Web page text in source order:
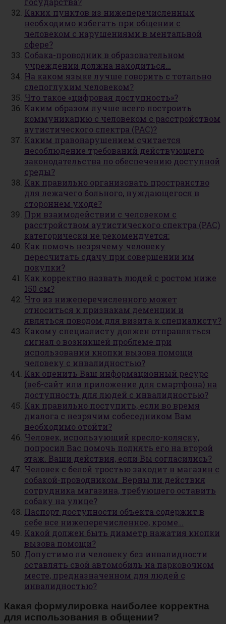
Каких пунктов из нижеперечисленных
необходимо избегать при общении с
человеком с нарушениями в ментальной
сфере?
Собака-проводник в образовательном
учреждении должна находиться…
На каком языке лучше говорить с тотально
слепоглухим человеком?
Что такое «цифровая доступность»?
Каким образом лучше всего построить
коммуникацию с человеком с расстройством
аутистического спектра (РАС)?
Каким правонарушением считается
несоблюдение требований действующего
законодательства по обеспечению доступной
среды?
Как правильно организовать пространство
для лежачего больного, нуждающегося в
стороннем уходе?
При взаимодействии с человеком с
расстройством аутистического спектра (РАС)
категорически не рекомендуется:
Как помочь незрячему человеку
пересчитать сдачу при совершении им
покупки?
Как корректно назвать людей с ростом ниже
150 см?
Что из нижеперечисленного может
относиться к признакам деменции и
являться поводом для визита к специалисту?
Какому специалисту должен отправляться
сигнал о возникшей проблеме при
использовании кнопки вызова помощи
человеку с инвалидностью?
Как оценить Ваш информационный ресурс
(веб-сайт или приложение для смартфона) на
доступность для людей с инвалидностью?
Как правильно поступить, если во время
диалога с незрячим собеседником Вам
необходимо отойти?
Человек, использующий кресло-коляску,
попросил Вас помочь поднять его на второй
этаж. Ваши действия, если Вы согласились?
Человек с белой тростью заходит в магазин с
собакой-проводником. Верны ли действия
сотрудника магазина, требующего оставить
собаку на улице?
Паспорт доступности объекта содержит в
себе все нижеперечисленное, кроме…
Какой должен быть диаметр нажатия кнопки
вызова помощи?
Допустимо ли человеку без инвалидности
оставлять свой автомобиль на парковочном
месте, предназначенном для людей с
инвалидностью?
Какая формулировка наиболее корректна
для использования в общении?